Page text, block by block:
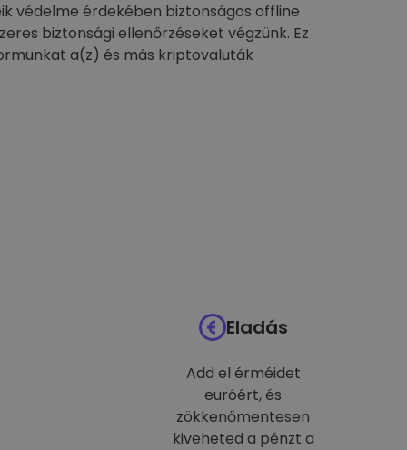
védelme érdekében biztonságos offline
biztonsági ellenőrzéseket végzünk. Ez
a(z) és más kriptovaluták
Eladás
Add el érméidet
euróért, és
zökkenőmentesen
kiveheted a pénzt a